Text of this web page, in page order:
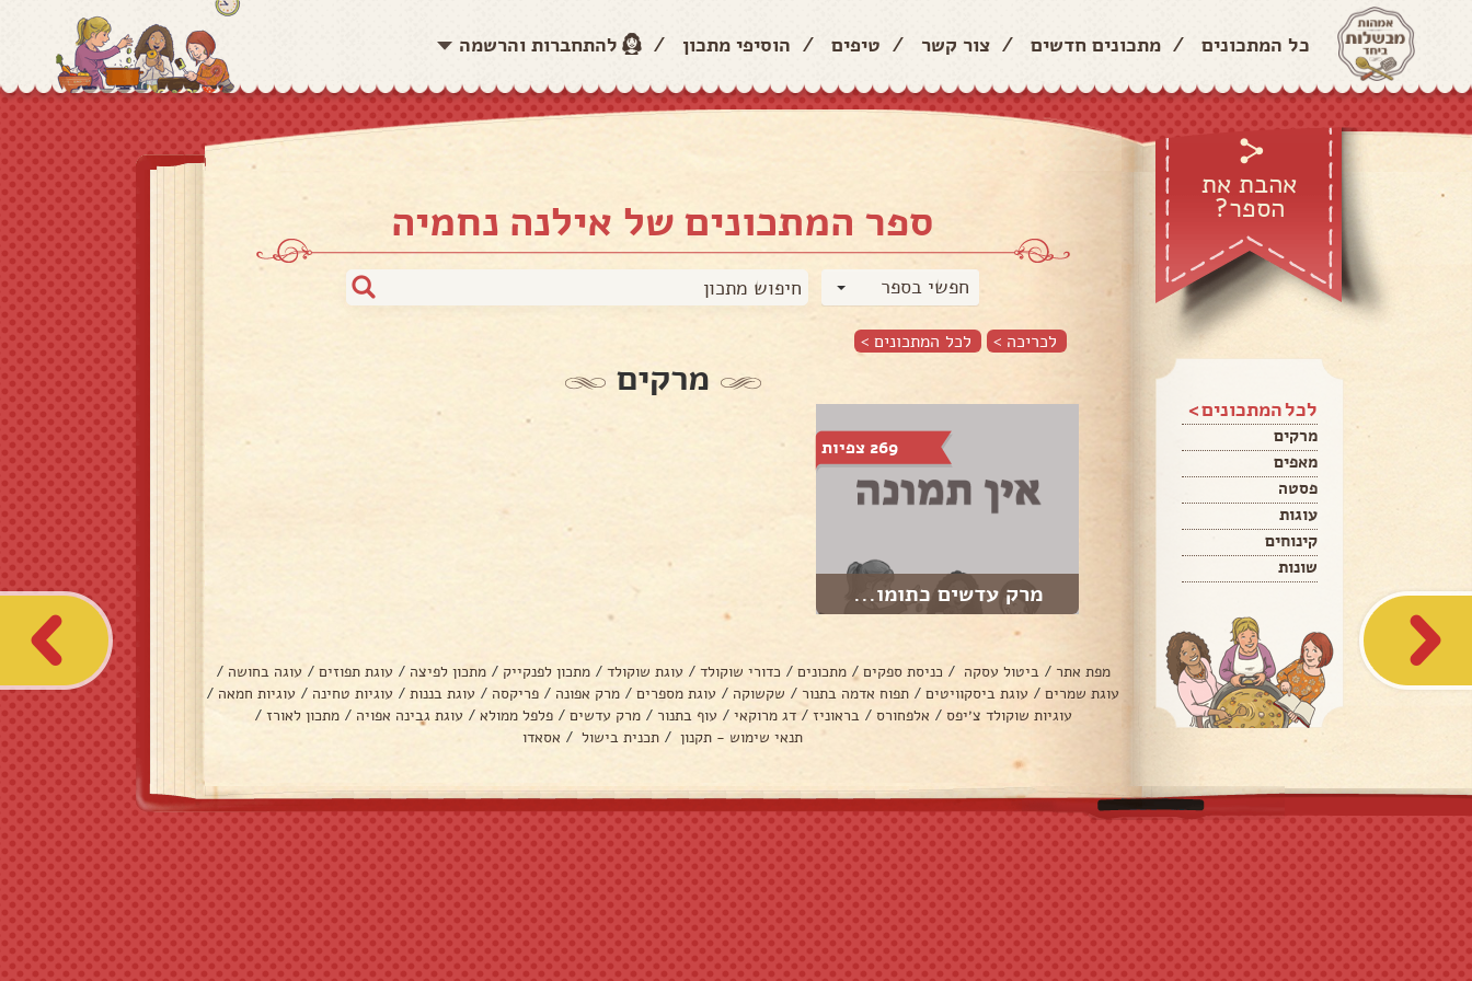
כל המתכונים / מתכונים חדשים / צור קשר / טיפים / הוסיפי מתכון / להתחברות והרשמה
אהבת את
הספר?
לכל המתכונים >
מרקים
מאפים
פסטה
עוגות
קינוחים
שונות
ספר המתכונים של אילנה נחמיה
חפשי בספר
לכריכה > לכל המתכונים >
מרקים
269 צפיות
מרק עדשים כתומו...
מפת אתר / ביטול עסקה / כניסת ספקים / מתכונים / כדורי שוקולד / עוגת שוקולד / מתכון לפנקייק / מתכון לפיצה / עוגת תפוזים / עוגה בחושה /
עוגת שמרים / עוגת ביסקוויטים / תפוח אדמה בתנור / שקשוקה / עוגת מספרים / מרק אפונה / פריקסה / עוגת בננות / עוגיות טחינה / עוגיות חמאה /
עוגיות שוקולד צ׳יפס / אלפחורס / בראוניז / דג מרוקאי / עוף בתנור / מרק עדשים / פלפל ממולא / עוגת גבינה אפויה / מתכון לאורז /
תנאי שימוש - תקנון / תכנית בישול / אסאדו